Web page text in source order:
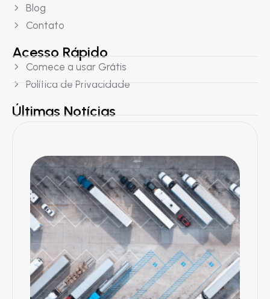
Blog
Contato
Acesso Rápido
Comece a usar Grátis
Política de Privacidade
Últimas Notícias